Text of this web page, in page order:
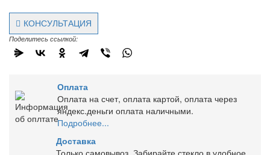
КОНСУЛЬТАЦИЯ
Поделитесь ссылкой:
Оплата
Оплата на счет, оплата картой, оплата через
яндекс.деньги оплата наличными.
Подробнее...
Доставка
Только самовывоз. Забирайте стекло в удобное